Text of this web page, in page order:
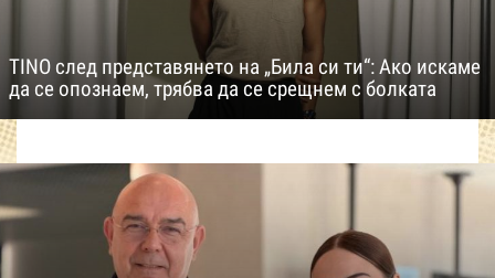
TINO след представянето на „Била си ти“: Ако искаме
да се опознаем, трябва да се срещнем с болката